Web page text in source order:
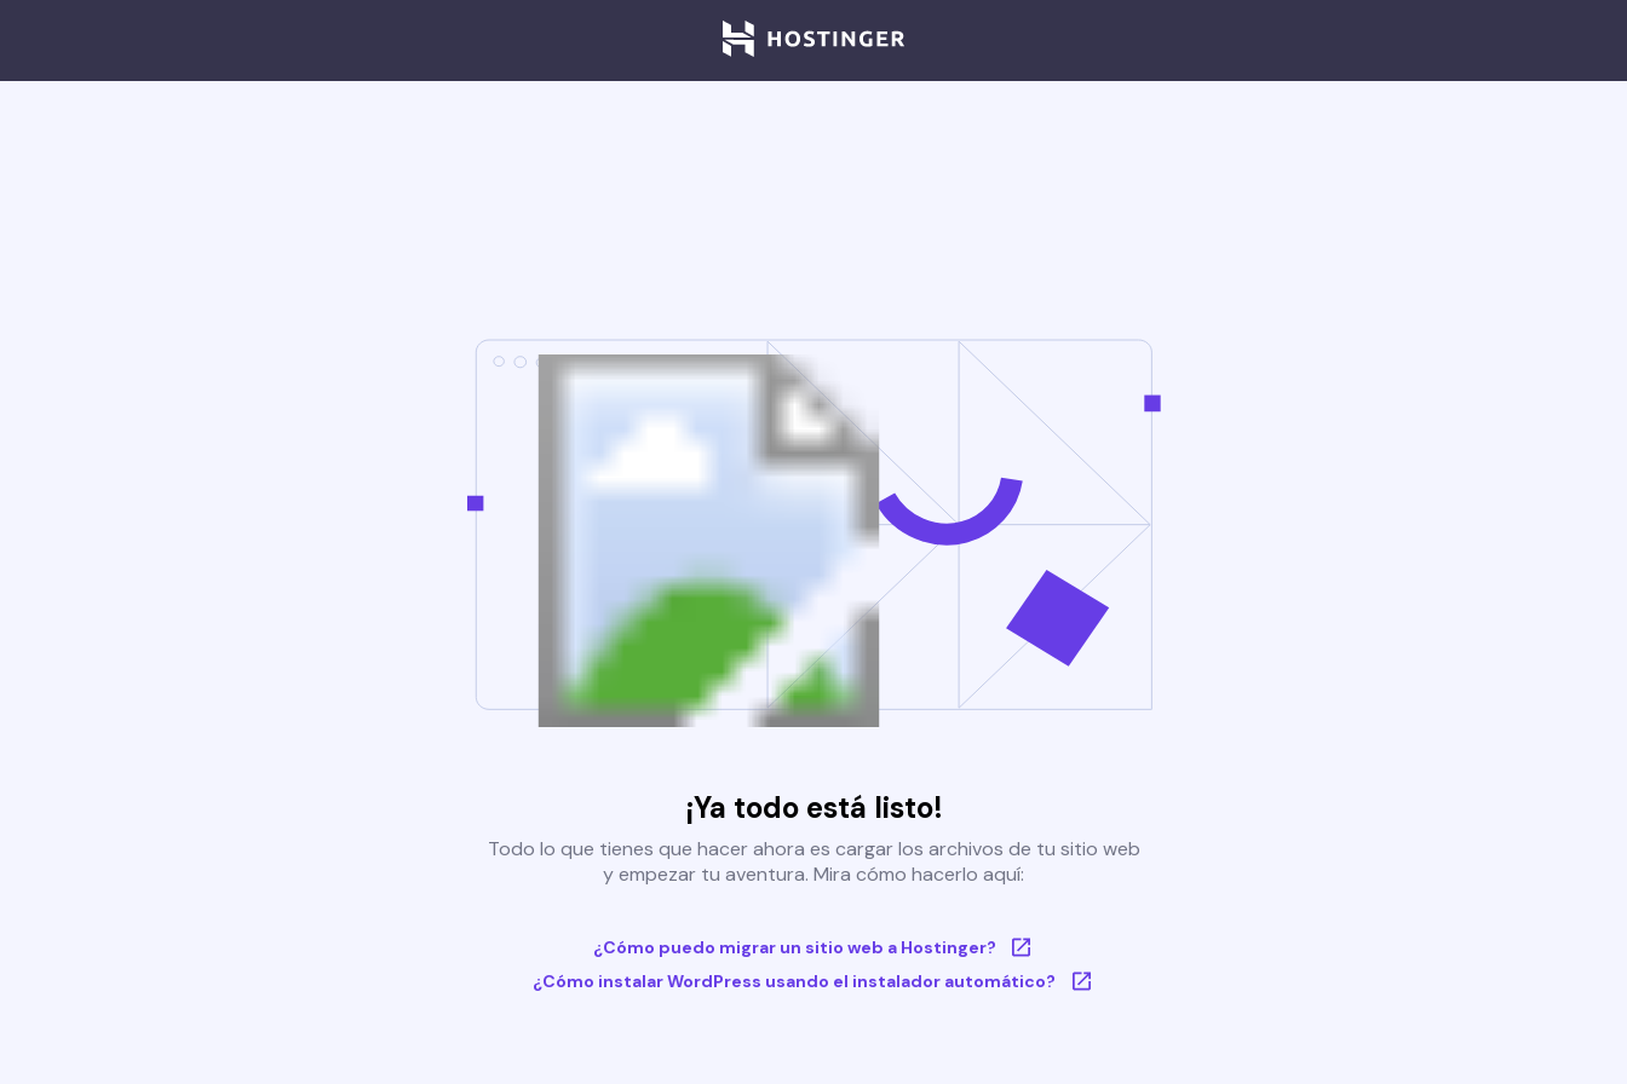
¡Ya todo está listo!
Todo lo que tienes que hacer ahora es cargar los archivos de tu sitio web
y empezar tu aventura. Mira cómo hacerlo aquí:
¿Cómo puedo migrar un sitio web a Hostinger?
¿Cómo instalar WordPress usando el instalador automático?